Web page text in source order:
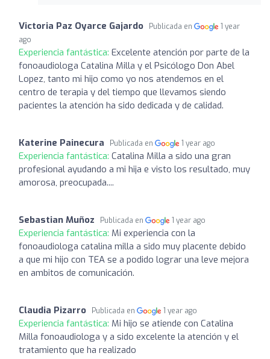
Victoria Paz Oyarce Gajardo Publicada en
1 year
ago
Experiencia fantástica: Excelente atención por parte de la
fonoaudiologa Catalina Milla y el Psicólogo Don Abel
Lopez, tanto mi hijo como yo nos atendemos en el
centro de terapia y del tiempo que llevamos siendo
pacientes la atención ha sido dedicada y de calidad.
Katerine Painecura Publicada en 1 year ago
Experiencia fantástica: Catalina Milla a sido una gran
profesional ayudando a mi hija e visto los resultado, muy
amorosa, preocupada....
Sebastian Muñoz Publicada en 1 year ago
Experiencia fantástica: Mi experiencia con la
fonoaudiologa catalina milla a sido muy placente debido
a que mi hijo con TEA se a podido lograr una leve mejora
en ambitos de comunicación.
Claudia Pizarro Publicada en 1 year ago
Experiencia fantástica: Mi hijo se atiende con Catalina
Milla fonoaudiologa y a sido excelente la atención y el
tratamiento que ha realizado